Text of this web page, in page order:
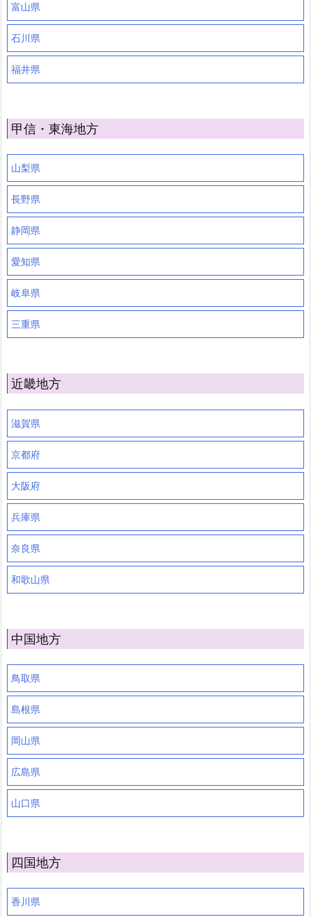
富山県
石川県
福井県
甲信・東海地方
山梨県
長野県
静岡県
愛知県
岐阜県
三重県
近畿地方
滋賀県
京都府
大阪府
兵庫県
奈良県
和歌山県
中国地方
鳥取県
島根県
岡山県
広島県
山口県
四国地方
香川県